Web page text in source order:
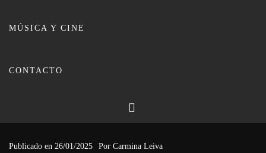
MÚSICA Y CINE
CONTACTO
Ajedrez de Menores
Publicado en 26/01/2025 Por Carmina Leiva